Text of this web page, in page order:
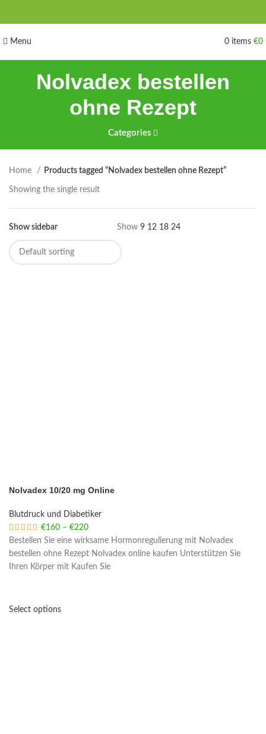
Menu 0 items €0
Nolvadex bestellen
ohne Rezept
Categories
Home Products tagged “Nolvadex bestellen ohne Rezept”
Showing the single result
Show sidebar Show 9 12 18 24
Nolvadex 10/20 mg Online
Blutdruck und Diabetiker
€160 – €220
Bestellen Sie eine wirksame Hormonregulierung mit Nolvadex
bestellen ohne Rezept Nolvadex online kaufen Unterstützen Sie
Ihren Körper mit Kaufen Sie
Select options